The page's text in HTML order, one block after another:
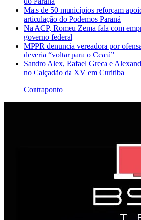
Mais de 50 municípios reforçam
articulação do Podemos Paraná
Na ACP, Romeu Zema fala com
governo federal
MPPR denuncia vereadora por
deveria “voltar para o Ceará”
Sandro Alex, Rafael Greca e
no Calçadão da XV em Curitiba
Contraponto